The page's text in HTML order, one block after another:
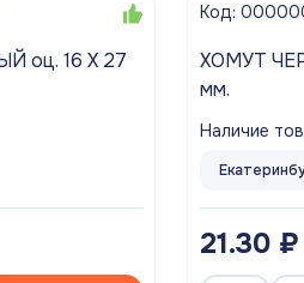
Код:
ХОМУТ ЧЕРВЯЧНЫЙ оц. 20 Х 32
мм.
Наличие
21.30 ₽